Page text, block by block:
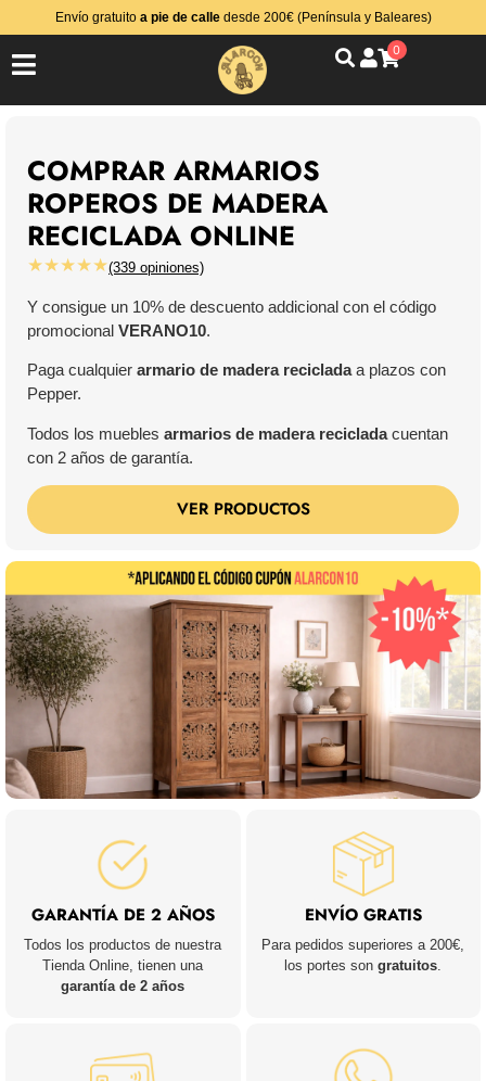
Envío gratuito a pie de calledesde 200€ (Península y Baleares)
0
COMPRAR ARMARIOS
ROPEROS DE MADERA
RECICLADA ONLINE
★★★★★(339 opiniones)
Y consigue un 10% de descuento addicional con el código
promocional VERANO10.
Paga cualquier armario de madera recicladaa plazos con
Pepper.
Todos los muebles armarios de madera recicladacuentan
con 2 años de garantía.
VER PRODUCTOS
GARANTÍA DE 2 AÑOS
Todos los productos de nuestra
Tienda Online, tienen una
garantía de 2 años
ENVÍO GRATIS
Para pedidos superiores a 200€,
los portes songratuitos.